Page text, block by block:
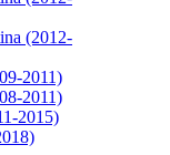
(2012-
2011)
2011)
2015)